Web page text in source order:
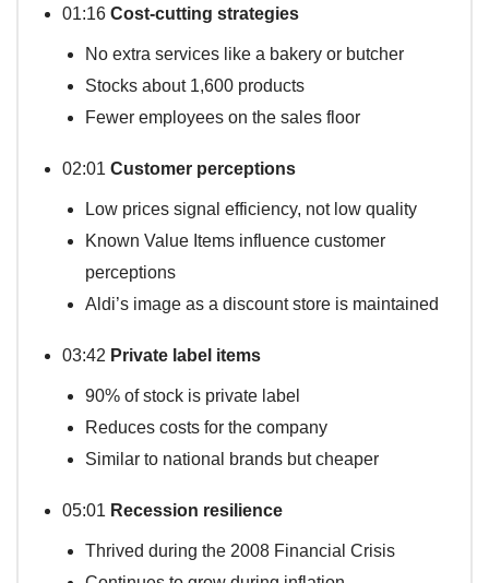
01:16 Cost-cutting strategies
No extra services like a bakery or butcher
Stocks about 1,600 products
Fewer employees on the sales floor
02:01 Customer perceptions
Low prices signal efficiency, not low quality
Known Value Items influence customer
perceptions
Aldi’s image as a discount store is maintained
03:42 Private label items
90% of stock is private label
Reduces costs for the company
Similar to national brands but cheaper
05:01 Recession resilience
Thrived during the 2008 Financial Crisis